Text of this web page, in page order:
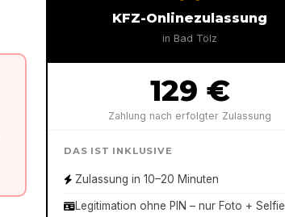
KFZ-Onlinezulassung
in Bad Tölz
129 €
Zahlung nach erfolgter Zulassung
DAS IST INKLUSIVE
Zulassung in 10–20 Minuten
Legitimation ohne PIN – nur Foto + Selfie